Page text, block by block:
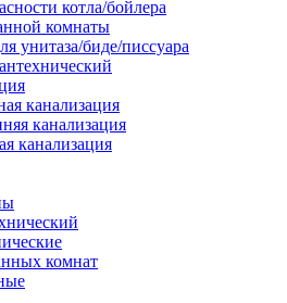
котла/бойлера
комнаты
унитаза/биде/писсуара
канализация
канализация
канализация
комнат